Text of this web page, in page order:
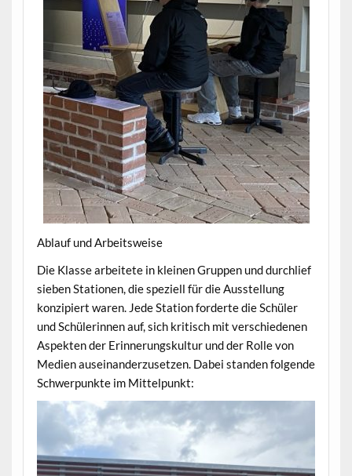
Ablauf und Arbeitsweise
Die Klasse arbeitete in kleinen Gruppen und durchlief
sieben Stationen, die speziell für die Ausstellung
konzipiert waren. Jede Station forderte die Schüler
und Schülerinnen auf, sich kritisch mit verschiedenen
Aspekten der Erinnerungskultur und der Rolle von
Medien auseinanderzusetzen. Dabei standen folgende
Schwerpunkte im Mittelpunkt: